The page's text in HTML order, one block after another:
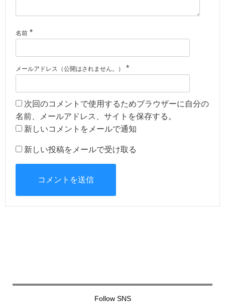
名前 *
メールアドレス（公開はされません。） *
次回のコメントで使用するためブラウザーに自分の
名前、メールアドレス、サイトを保存する。
新しいコメントをメールで通知
新しい投稿をメールで受け取る
Follow SNS